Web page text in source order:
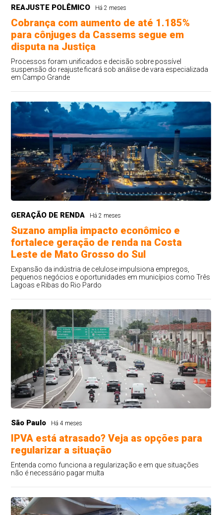
REAJUSTE POLÊMICO Há 2 meses
Cobrança com aumento de até 1.185%
para cônjuges da Cassems segue em
disputa na Justiça
Processos foram unificados e decisão sobre possível
suspensão do reajuste ficará sob análise de vara especializada
em Campo Grande
GERAÇÃO DE RENDA Há 2 meses
Suzano amplia impacto econômico e
fortalece geração de renda na Costa
Leste de Mato Grosso do Sul
Expansão da indústria de celulose impulsiona empregos,
pequenos negócios e oportunidades em municípios como Três
Lagoas e Ribas do Rio Pardo
São Paulo Há 4 meses
IPVA está atrasado? Veja as opções para
regularizar a situação
Entenda como funciona a regularização e em que situações
não é necessário pagar multa